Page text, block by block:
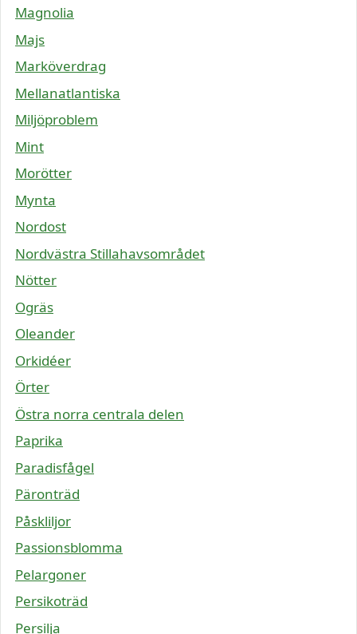
Magnolia
Majs
Marköverdrag
Mellanatlantiska
Miljöproblem
Mint
Morötter
Mynta
Nordost
Nordvästra Stillahavsområdet
Nötter
Ogräs
Oleander
Orkidéer
Örter
Östra norra centrala delen
Paprika
Paradisfågel
Päronträd
Påskliljor
Passionsblomma
Pelargoner
Persikoträd
Persilja